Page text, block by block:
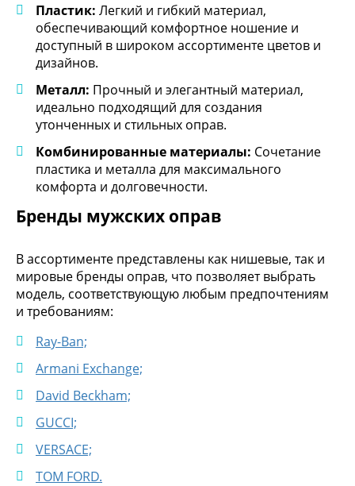
Пластик: Легкий и гибкий материал,
обеспечивающий комфортное ношение и
доступный в широком ассортименте цветов и
дизайнов.
Металл: Прочный и элегантный материал,
идеально подходящий для создания
утонченных и стильных оправ.
Комбинированные материалы: Сочетание
пластика и металла для максимального
комфорта и долговечности.
Бренды мужских оправ
В ассортименте представлены как нишевые, так и
мировые бренды оправ, что позволяет выбрать
модель, соответствующую любым предпочтениям
и требованиям:
Ray-Ban;
Armani Exchange;
David Beckham;
GUCCI;
VERSACE;
TOM FORD.